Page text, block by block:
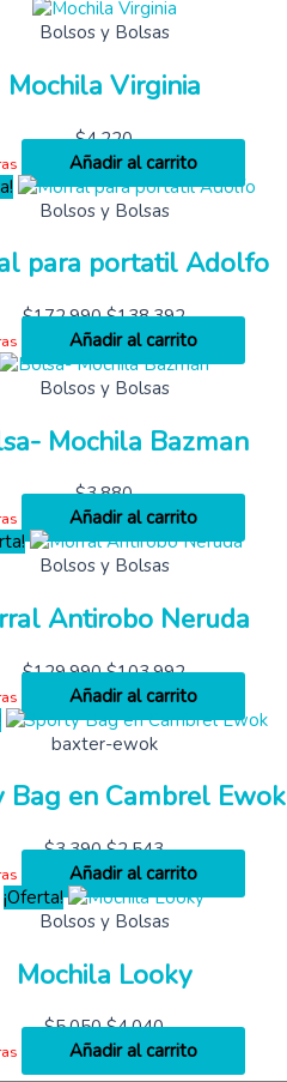
Bolsos y Bolsas
Mochila Virginia
$4,220
Añadir al carrito
Bolsos y Bolsas
para portatil Adolfo
$172,990 $138,392
Añadir al carrito
Bolsos y Bolsas
Mochila Bazman
$3,880
Añadir al carrito
Bolsos y Bolsas
Antirobo Neruda
$129,990 $103,992
Añadir al carrito
baxter-ewok
Bag en Cambrel Ewok
$3,390 $2,543
Añadir al carrito
¡Oferta!
Bolsos y Bolsas
Mochila Looky
$5,050 $4,040
Añadir al carrito